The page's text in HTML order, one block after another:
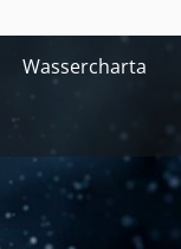
Wassercharta